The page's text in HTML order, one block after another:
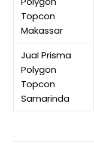
Topcon
Makassar
Jual Prisma
Polygon
Topcon
Samarinda